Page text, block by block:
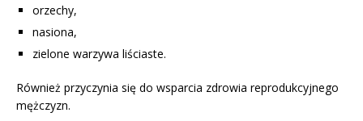
orzechy,
nasiona,
zielone warzywa liściaste.
Również przyczynia się do wsparcia zdrowia reprodukcyjnego
mężczyzn.